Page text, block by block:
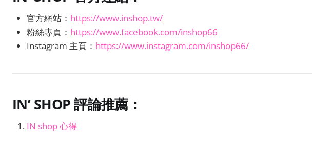
官方網站： https://www.inshop.tw/
粉絲專頁： https://www.facebook.com/inshop66
Instagram 主頁： https://www.instagram.com/inshop66/
IN’ SHOP評論推薦：
IN shop 心得